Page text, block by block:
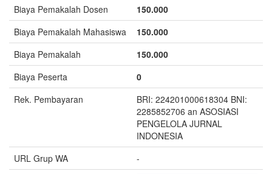
Biaya Pemakalah Dosen
150.000
Biaya Pemakalah Mahasiswa
150.000
Biaya Pemakalah
150.000
Biaya Peserta
0
Rek. Pembayaran
BRI: 224201000618304 BNI:
2285852706 an ASOSIASI
PENGELOLA JURNAL
INDONESIA
URL Grup WA
-